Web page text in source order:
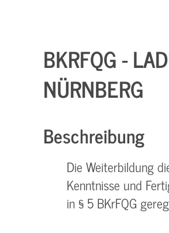
BKRFQG -
NÜRNBERG
Beschreibung
Die Weiterbildung
Kenntnisse und
in § 5 BKrFQG